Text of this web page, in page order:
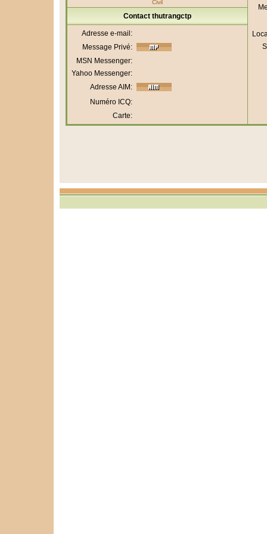
Civil
Contact thutrangctp
Adresse e-mail:
Message Privé:
MSN Messenger:
Yahoo Messenger:
Adresse AIM:
Numéro ICQ:
Carte: